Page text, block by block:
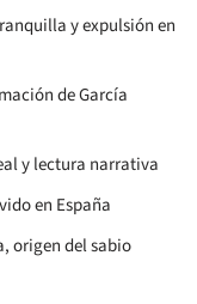
y expulsión en
de García
y lectura narrativa
en España
origen del sabio